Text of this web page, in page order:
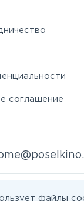
соглашение
файлы